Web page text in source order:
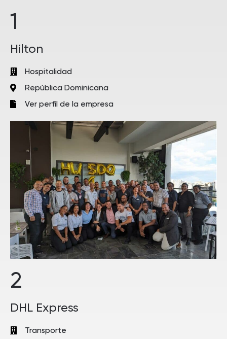
1
Hilton
Hospitalidad
República Dominicana
Ver perfil de la empresa
2
DHL Express
Transporte